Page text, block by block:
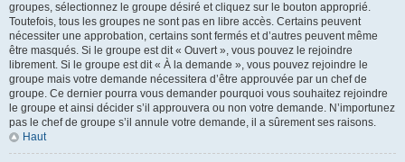
groupes, sélectionnez le groupe désiré et cliquez sur le bouton approprié.
Toutefois, tous les groupes ne sont pas en libre accès. Certains peuvent
nécessiter une approbation, certains sont fermés et d’autres peuvent même
être masqués. Si le groupe est dit « Ouvert », vous pouvez le rejoindre
librement. Si le groupe est dit « À la demande », vous pouvez rejoindre le
groupe mais votre demande nécessitera d’être approuvée par un chef de
groupe. Ce dernier pourra vous demander pourquoi vous souhaitez rejoindre
le groupe et ainsi décider s’il approuvera ou non votre demande. N’importunez
pas le chef de groupe s’il annule votre demande, il a sûrement ses raisons.
Haut